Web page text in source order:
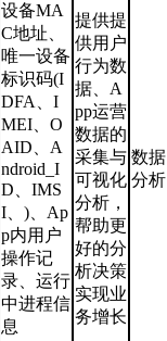
设备MA
C地址、
唯一设备
标识码(I
DFA、I
MEI、O
AID、A
ndroid_I
D、IMS
I、)、Ap
p内用户
操作记
录、运行
中进程信
息
提供提
供用户
行为数
据、A
pp运营
数据的
采集与
可视化
分析，
帮助更
好的分
析决策
实现业
务增长
数据
分析